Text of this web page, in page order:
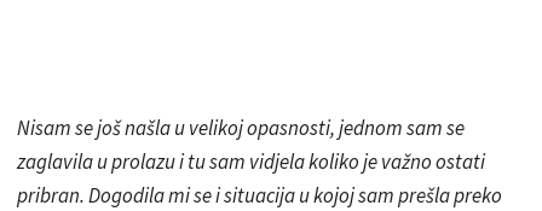
Nisam se još našla u velikoj opasnosti, jednom sam se
zaglavila u prolazu i tu sam vidjela koliko je važno ostati
pribran. Dogodila mi se i situacija u kojoj sam prešla preko